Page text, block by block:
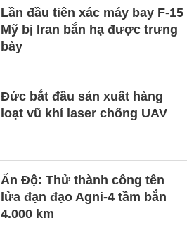
Lần đầu tiên xác máy bay F-15
Mỹ bị Iran bắn hạ được trưng
bày
Đức bắt đầu sản xuất hàng
loạt vũ khí laser chống UAV
Ấn Độ: Thử thành công tên
lửa đạn đạo Agni-4 tầm bắn
4.000 km